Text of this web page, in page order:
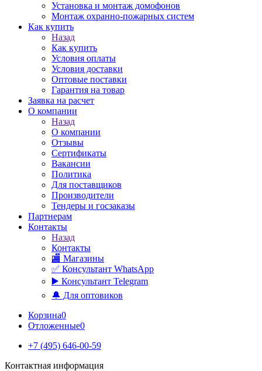
Установка и монтаж домофонов
Монтаж охранно-пожарных систем
Как купить
Назад
Как купить
Условия оплаты
Условия доставки
Оптовые поставки
Гарантия на товар
Заявка на расчет
О компании
Назад
О компании
Отзывы
Сертификаты
Вакансии
Политика
Для поставщиков
Производители
Тендеры и госзаказы
Партнерам
Контакты
Назад
Контакты
🏬 Магазины
✅️ Консультант WhatsApp
▶️ Консультант Telegram
🔔 Для оптовиков
Корзина0
Отложенные0
+7 (495) 646-00-59
Контактная информация